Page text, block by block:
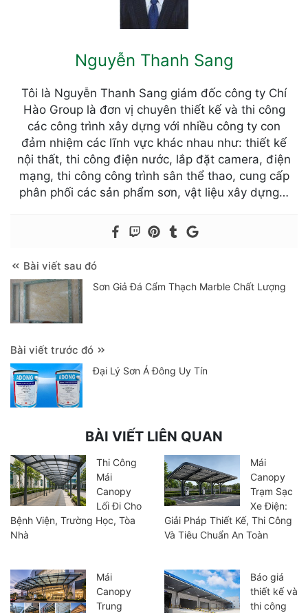
Nguyễn Thanh Sang
Tôi là Nguyễn Thanh Sang giám đốc công ty Chí
Hào Group là đơn vị chuyên thiết kế và thi công
các công trình xây dựng với nhiều công ty con
đảm nhiệm các lĩnh vực khác nhau như: thiết kế
nội thất, thi công điện nước, lắp đặt camera, điện
mạng, thi công công trình sân thể thao, cung cấp
phân phối các sản phẩm sơn, vật liệu xây dựng…
Bài viết sau đó
Sơn Giả Đá Cẩm Thạch Marble Chất Lượng
Bài viết trước đó
Đại Lý Sơn Á Đông Uy Tín
BÀI VIẾT LIÊN QUAN
Thi Công
Mái
Canopy
Lối Đi Cho
Bệnh Viện, Trường Học, Tòa
Nhà
Mái
Canopy
Trạm Sạc
Xe Điện:
Giải Pháp Thiết Kế, Thi Công
Và Tiêu Chuẩn An Toàn
Mái
Canopy
Trung
Báo giá
thiết kế và
thi công